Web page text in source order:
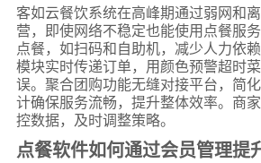
客如云餐饮系统在高峰期通过弱网和
营，即使网络不稳定也能使用点餐服
点餐，如扫码和自助机，减少人力依
模块实时传递订单，用颜色预警超时
误。聚合团购功能无缝对接平台，简
计确保服务流畅，提升整体效率。商
控数据，及时调整策略。
点餐软件如何通过会员管理提